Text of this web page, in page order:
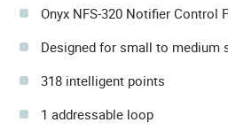
Onyx NFS-320 Notifier Control
Designed for small to medium
318 intelligent points
1 addressable loop